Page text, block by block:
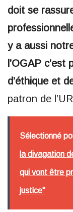
doit se
y a aussi
l’OGAP
d’éthique et
patron de
Sélectionné
la divagation
qui vont être
justice"